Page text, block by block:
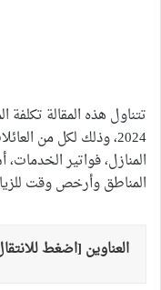
تتناول هذه المقالة
2024، وذلك لكل من
المنازل، فواتير
المناطق وأرخص وقت
العناوين [اضغط